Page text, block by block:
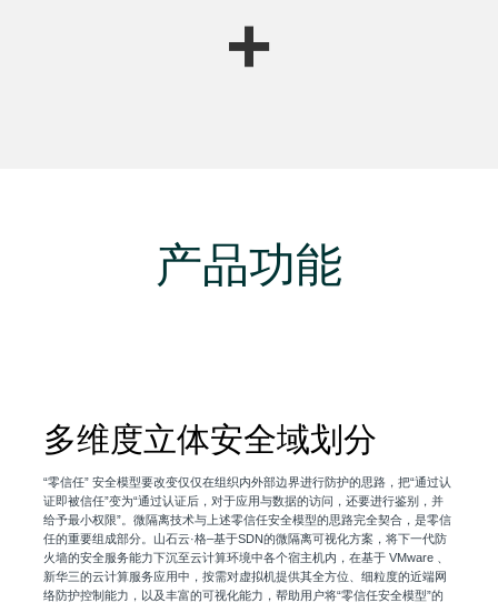
+
产品功能
多维度立体安全域划分
“零信任” 安全模型要改变仅仅在组织内外部边界进行防护的思路，把“通过认
证即被信任”变为“通过认证后，对于应用与数据的访问，还要进行鉴别，并
给予最小权限”。微隔离技术与上述零信任安全模型的思路完全契合，是零信
任的重要组成部分。山石云·格–基于SDN的微隔离可视化方案，将下一代防
火墙的安全服务能力下沉至云计算环境中各个宿主机内，在基于 VMware 、
新华三的云计算服务应用中，按需对虚拟机提供其全方位、细粒度的近端网
络防护控制能力，以及丰富的可视化能力，帮助用户将“零信任安全模型”的